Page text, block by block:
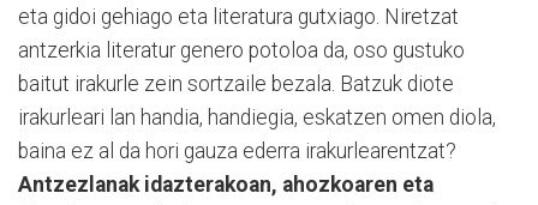
eta gidoi gehiago eta literatura gutxiago. Niretzat
antzerkia literatur genero potoloa da, oso gustuko
baitut irakurle zein sortzaile bezala. Batzuk diote
irakurleari lan handia, handiegia, eskatzen omen diola,
baina ez al da hori gauza ederra irakurlearentzat?
Antzezlanak idazterakoan, ahozkoaren eta